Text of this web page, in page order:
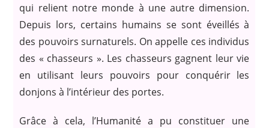
qui relient notre monde à une autre dimension.
Depuis lors, certains humains se sont éveillés à
des pouvoirs surnaturels. On appelle ces individus
des « chasseurs ». Les chasseurs gagnent leur vie
en utilisant leurs pouvoirs pour conquérir les
donjons à l’intérieur des portes.
Grâce à cela, l’Humanité a pu constituer une